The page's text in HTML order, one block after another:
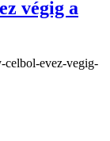
végig a
celbol-evez-vegig-